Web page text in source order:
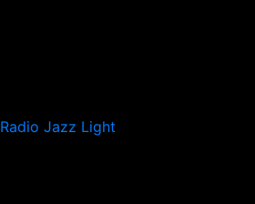
Radio Jazz Light